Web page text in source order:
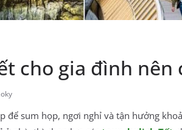
cho gia đình nên
để sum họp, ngơi nghỉ và tận hưởng